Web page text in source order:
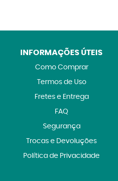
INFORMAÇÕES ÚTEIS
Como Comprar
Termos de Uso
Fretes e Entrega
FAQ
Segurança
Trocas e Devoluções
Política de Privacidade